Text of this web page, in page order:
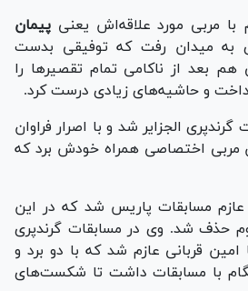
با مربی مورد علاقه‌اش یعنی پیمان
به میدان رفت که توفیقی بدست
بعد از ناکامی تمام تقصیر‌ها را
و حاشیه‌های زیادی درست کرد.
الجزایر شد و با اصرار فراوان
مربی اختصاصی همراه خودش برد که
مسابقات پاریس شد که در این
حذف شد. وی در مسابقات گرندپری
امین قربانی عازم شد که با دو برد و
با مسابقات داشت تا شکست‌های